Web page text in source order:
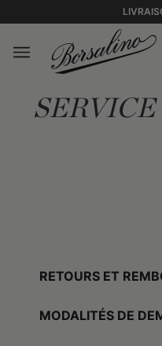
RETOURS ET
MODALITÉS DE